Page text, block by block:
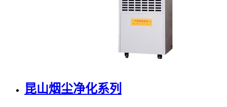
昆山烟尘净化系列